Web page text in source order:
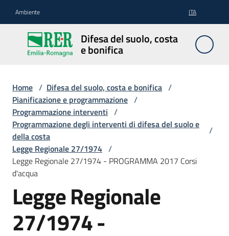
Ambiente ITA
Difesa del suolo, costa
e bonifica
Difesa
del
suolo,
bonifica
Pianificazione
e
programmazione
Temi
Home / Difesa del suolo, costa e bonifica /
Pianificazione e programmazione /
Programmazione interventi /
Programmazione degli interventi di difesa del suolo e
della costa
/
Legge Regionale 27/1974 /
Legge Regionale 27/1974 - PROGRAMMA 2017 Corsi
d'acqua
Legge Regionale
27/1974 -